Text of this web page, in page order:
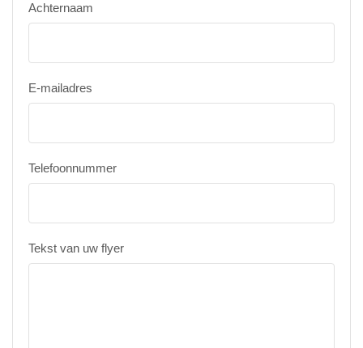
Achternaam
E-mailadres
Telefoonnummer
Tekst van uw flyer